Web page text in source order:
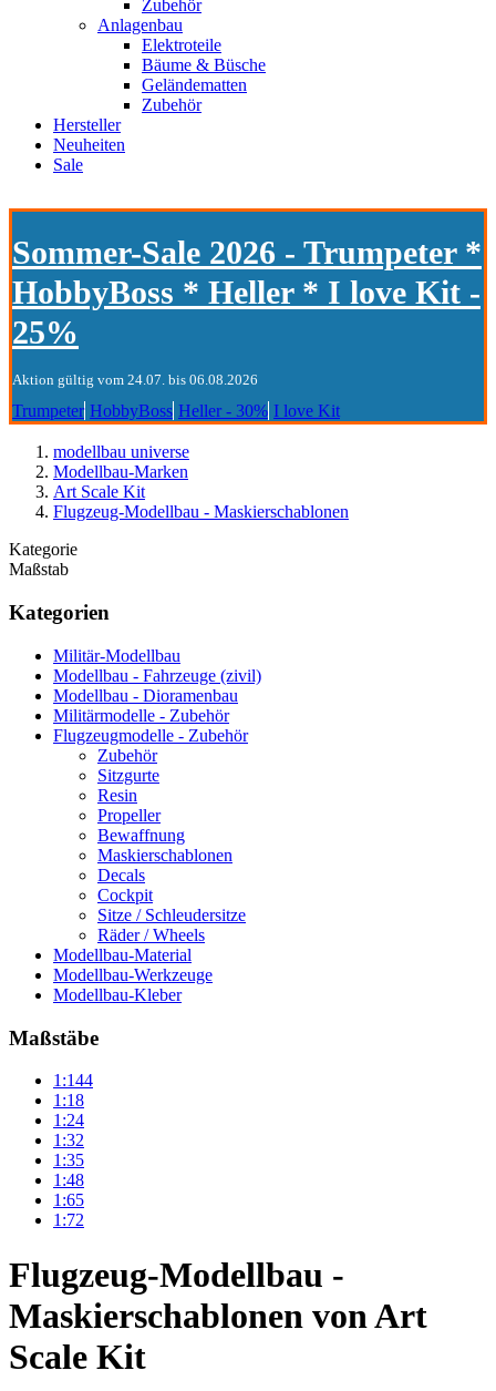
Zubehör
Anlagenbau
Elektroteile
Bäume & Büsche
Geländematten
Zubehör
Hersteller
Neuheiten
Sale
Sommer-Sale 2026 - Trumpeter *
HobbyBoss * Heller * I love Kit -
25%
Aktion gültig vom 24.07. bis 06.08.2026
Trumpeter HobbyBoss Heller - 30% I love Kit
modellbau universe
Modellbau-Marken
Art Scale Kit
Flugzeug-Modellbau - Maskierschablonen
Kategorie
Maßstab
Kategorien
Militär-Modellbau
Modellbau - Fahrzeuge (zivil)
Modellbau - Dioramenbau
Militärmodelle - Zubehör
Flugzeugmodelle - Zubehör
Zubehör
Sitzgurte
Resin
Propeller
Bewaffnung
Maskierschablonen
Decals
Cockpit
Sitze / Schleudersitze
Räder / Wheels
Modellbau-Material
Modellbau-Werkzeuge
Modellbau-Kleber
Maßstäbe
1:144
1:18
1:24
1:32
1:35
1:48
1:65
1:72
Flugzeug-Modellbau -
Maskierschablonen von Art
Scale Kit